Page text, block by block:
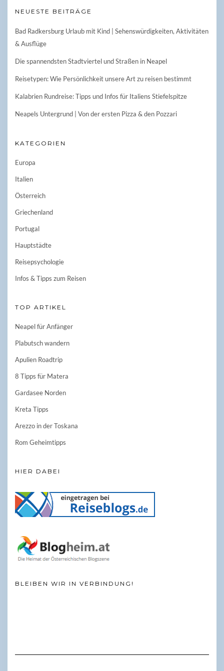
NEUESTE BEITRÄGE
Bad Radkersburg Urlaub mit Kind | Sehenswürdigkeiten, Aktivitäten
& Ausflüge
Die spannendsten Stadtviertel und Straßen in Neapel
Reisetypen: Wie Persönlichkeit unsere Art zu reisen bestimmt
Kalabrien Rundreise: Tipps und Infos für Italiens Stiefelspitze
Neapels Untergrund | Von der ersten Pizza & den Pozzari
KATEGORIEN
Europa
Italien
Österreich
Griechenland
Portugal
Hauptstädte
Reisepsychologie
Infos & Tipps zum Reisen
TOP ARTIKEL
Neapel für Anfänger
Plabutsch wandern
Apulien Roadtrip
8 Tipps für Matera
Gardasee Norden
Kreta Tipps
Arezzo in der Toskana
Rom Geheimtipps
HIER DABEI
BLEIBEN WIR IN VERBINDUNG!